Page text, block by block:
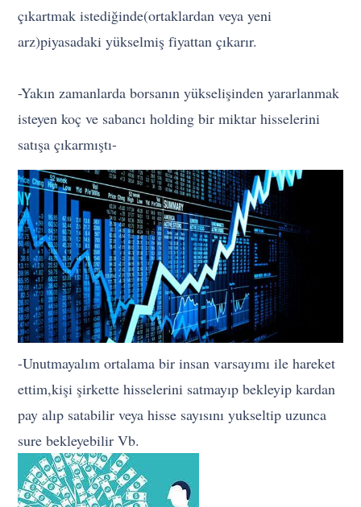
çıkartmak istediğinde(ortaklardan veya yeni
arz)piyasadaki yükselmiş fiyattan çıkarır.
-Yakın zamanlarda borsanın yükselişinden yararlanmak
isteyen koç ve sabancı holding bir miktar hisselerini
satışa çıkarmıştı-
-Unutmayalım ortalama bir insan varsayımı ile hareket
ettim,kişi şirkette hisselerini satmayıp bekleyip kardan
pay alıp satabilir veya hisse sayısını yukseltip uzunca
sure bekleyebilir Vb.